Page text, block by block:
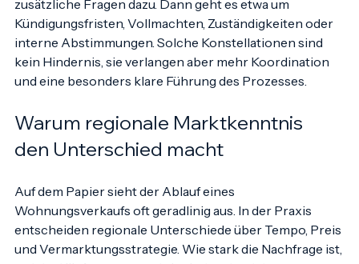
innerhalb von Erbengemeinschaften kommen
zusätzliche Fragen dazu. Dann geht es etwa um
Kündigungsfristen, Vollmachten, Zuständigkeiten oder
interne Abstimmungen. Solche Konstellationen sind
kein Hindernis, sie verlangen aber mehr Koordination
Warum regionale Marktkenntnis
Auf dem Papier sieht der Ablauf eines
Wohnungsverkaufs oft geradlinig aus. In der Praxis
entscheiden regionale Unterschiede über Tempo, Preis